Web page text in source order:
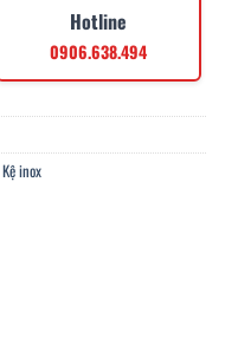
Hotline
0906.638.494
Kệ inox